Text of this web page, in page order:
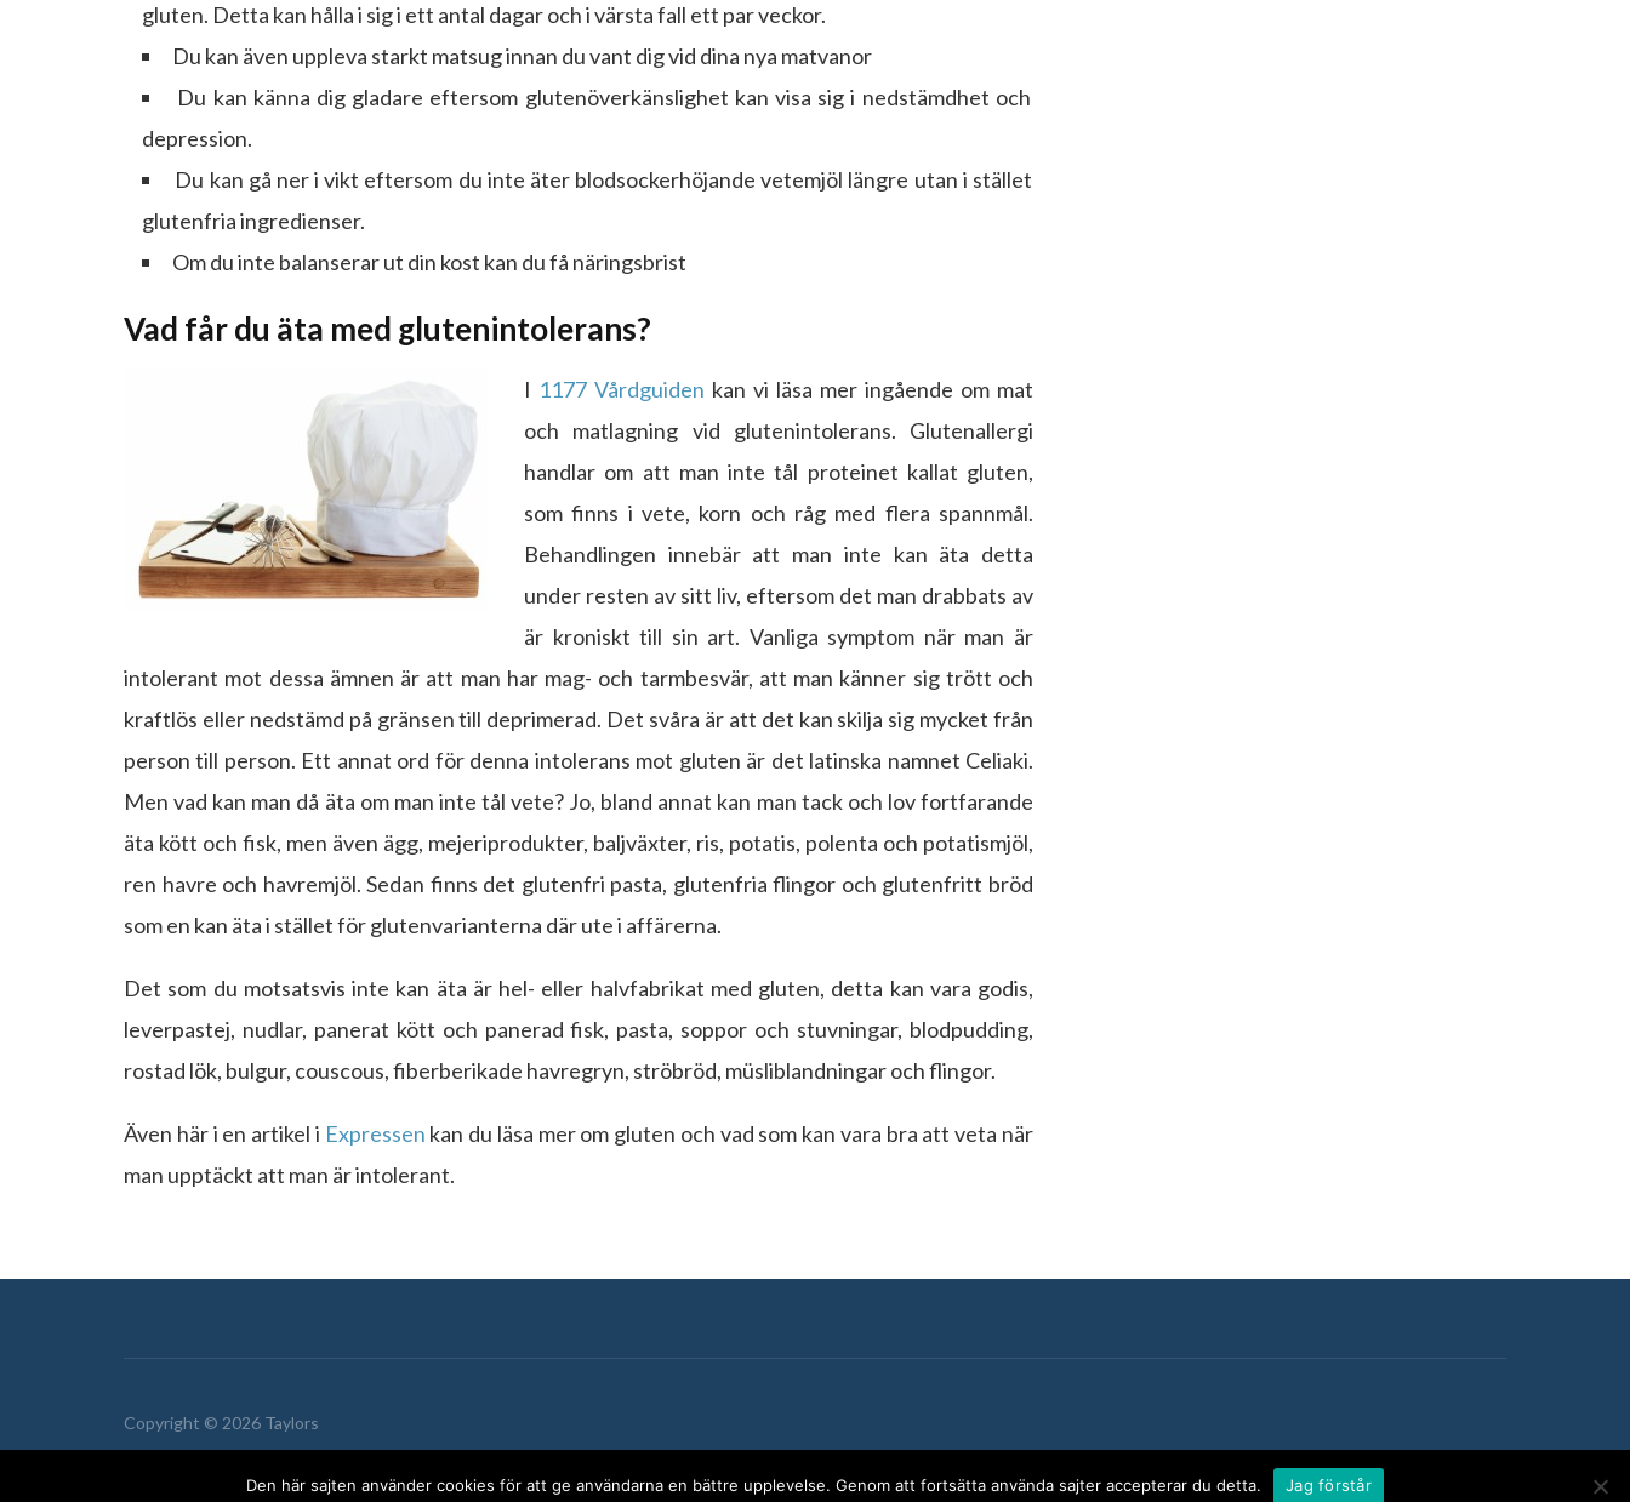
gluten. Detta kan hålla i sig i ett antal dagar och i värsta fall ett par veckor.
Du kan även uppleva starkt matsug innan du vant dig vid dina nya matvanor
Du kan känna dig gladare eftersom glutenöverkänslighet kan visa sig i nedstämdhet och
depression.
Du kan gå ner i vikt eftersom du inte äter blodsockerhöjande vetemjöl längre utan i stället
glutenfria ingredienser.
Om du inte balanserar ut din kost kan du få näringsbrist
Vad får du äta med glutenintolerans?
I 1177 Vårdguiden kan vi läsa mer ingående om mat
och matlagning vid glutenintolerans. Glutenallergi
handlar om att man inte tål proteinet kallat gluten,
som finns i vete, korn och råg med flera spannmål.
Behandlingen innebär att man inte kan äta detta
under resten av sitt liv, eftersom det man drabbats av
är kroniskt till sin art. Vanliga symptom när man är
intolerant mot dessa ämnen är att man har mag- och tarmbesvär, att man känner sig trött och
kraftlös eller nedstämd på gränsen till deprimerad. Det svåra är att det kan skilja sig mycket från
person till person. Ett annat ord för denna intolerans mot gluten är det latinska namnet Celiaki.
Men vad kan man då äta om man inte tål vete? Jo, bland annat kan man tack och lov fortfarande
äta kött och fisk, men även ägg, mejeriprodukter, baljväxter, ris, potatis, polenta och potatismjöl,
ren havre och havremjöl. Sedan finns det glutenfri pasta, glutenfria flingor och glutenfritt bröd
som en kan äta i stället för glutenvarianterna där ute i affärerna.
Det som du motsatsvis inte kan äta är hel- eller halvfabrikat med gluten, detta kan vara godis,
leverpastej, nudlar, panerat kött och panerad fisk, pasta, soppor och stuvningar, blodpudding,
rostad lök, bulgur, couscous, fiberberikade havregryn, ströbröd, müsliblandningar och flingor.
Även här i en artikel i Expressen kan du läsa mer om gluten och vad som kan vara bra att veta när
man upptäckt att man är intolerant.
Copyright © 2026 Taylors
Den här sajten använder cookies för att ge användarna en bättre upplevelse. Genom att fortsätta använda sajter accepterar du detta. Jag förstår